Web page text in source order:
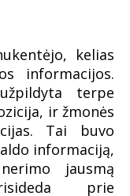
kelias
informacijos.
terpe
ir žmonės
Tai buvo
informaciją,
jausmą
prie